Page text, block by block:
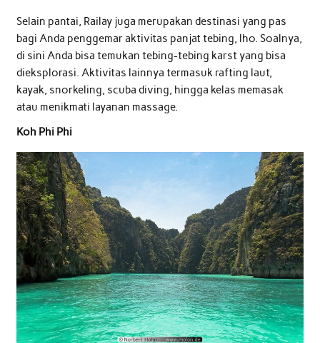
Selain pantai, Railay juga merupakan destinasi yang pas
bagi Anda penggemar aktivitas panjat tebing, lho. Soalnya,
di sini Anda bisa temukan tebing-tebing karst yang bisa
dieksplorasi. Aktivitas lainnya termasuk rafting laut,
kayak, snorkeling, scuba diving, hingga kelas memasak
atau menikmati layanan massage.
Koh Phi Phi